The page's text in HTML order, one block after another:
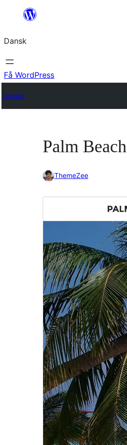
Spring
indhold
Dansk
Få WordPress
Temaer
Palm Beach
ThemeZee